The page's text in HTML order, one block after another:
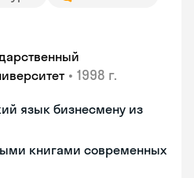
• 1998 г.
язык бизнесмену из
книгами современных